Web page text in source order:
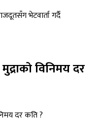
विनिमय दर